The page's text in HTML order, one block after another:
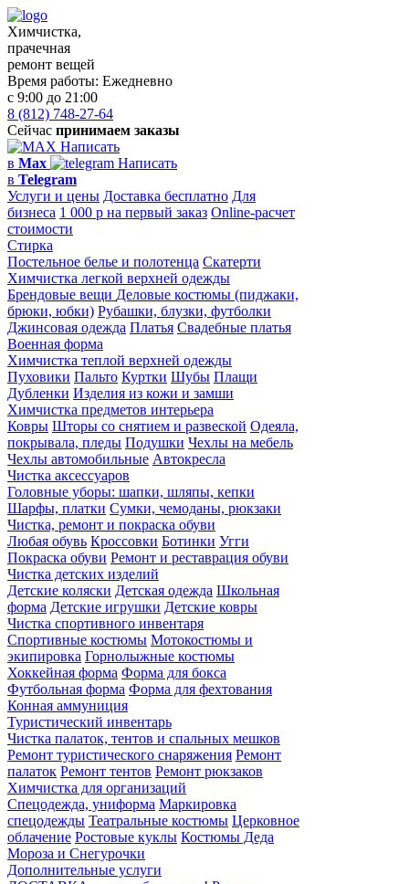
Химчистка,
прачечная
ремонт вещей
Время работы: Ежедневно
с 9:00 до 21:00
8 (812) 748-27-64
Сейчас принимаем заказы
Написать
в Max
Написать
в Telegram
Услуги и цены Доставка бесплатно Для
бизнеса 1 000 р на первый заказ Online-расчет
стоимости
Стирка
Постельное белье и полотенца Скатерти
Химчистка легкой верхней одежды
Брендовые вещи Деловые костюмы (пиджаки,
брюки, юбки) Рубашки, блузки, футболки
Джинсовая одежда Платья Свадебные платья
Военная форма
Химчистка теплой верхней одежды
Пуховики Пальто Куртки Шубы Плащи
Дубленки Изделия из кожи и замши
Химчистка предметов интерьера
Ковры Шторы со снятием и развеской Одеяла,
покрывала, пледы Подушки Чехлы на мебель
Чехлы автомобильные Автокресла
Чистка аксессуаров
Головные уборы: шапки, шляпы, кепки
Шарфы, платки Сумки, чемоданы, рюкзаки
Чистка, ремонт и покраска обуви
Любая обувь Кроссовки Ботинки Угги
Покраска обуви Ремонт и реставрация обуви
Чистка детских изделий
Детские коляски Детская одежда Школьная
форма Детские игрушки Детские ковры
Чистка спортивного инвентаря
Спортивные костюмы Мотокостюмы и
экипировка Горнолыжные костюмы
Хоккейная форма Форма для бокса
Футбольная форма Форма для фехтования
Конная аммуниция
Туристический инвентарь
Чистка палаток, тентов и спальных мешков
Ремонт туристического снаряжения Ремонт
палаток Ремонт тентов Ремонт рюкзаков
Химчистка для организаций
Спецодежда, униформа Маркировка
спецодежды Театральные костюмы Церковное
облачение Ростовые куклы Костюмы Деда
Мороза и Снегурочки
Дополнительные услуги